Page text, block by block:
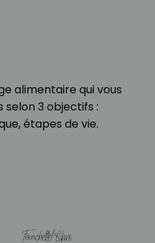
alimentaire qui vous
selon 3 objectifs :
étapes de vie.